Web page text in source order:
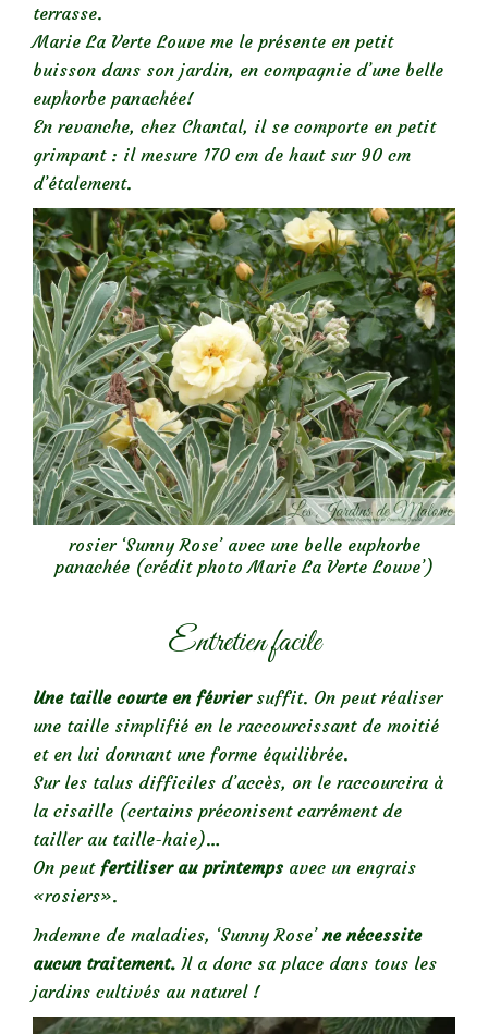
terrasse.
Marie La Verte Louve me le présente en petit
buisson dans son jardin, en compagnie d’une belle
euphorbe panachée!
En revanche, chez Chantal, il se comporte en petit
grimpant : il mesure 170 cm de haut sur 90 cm
d’étalement.
rosier ‘Sunny Rose’ avec une belle euphorbe
panachée (crédit photo Marie La Verte Louve’)
Entretien facile
Une taille courte en févriersuffit. On peut réaliser
une taille simplifié en le raccourcissant de moitié
et en lui donnant une forme équilibrée.
Sur les talus difficiles d’accès, on le raccourcira à
la cisaille (certains préconisent carrément de
tailler au taille-haie)…
On peut fertiliser au printemps avec un engrais
«rosiers».
Indemne de maladies, ‘Sunny Rose’ ne nécessite
aucun traitement. Il a donc sa place dans tous les
jardins cultivés au naturel !